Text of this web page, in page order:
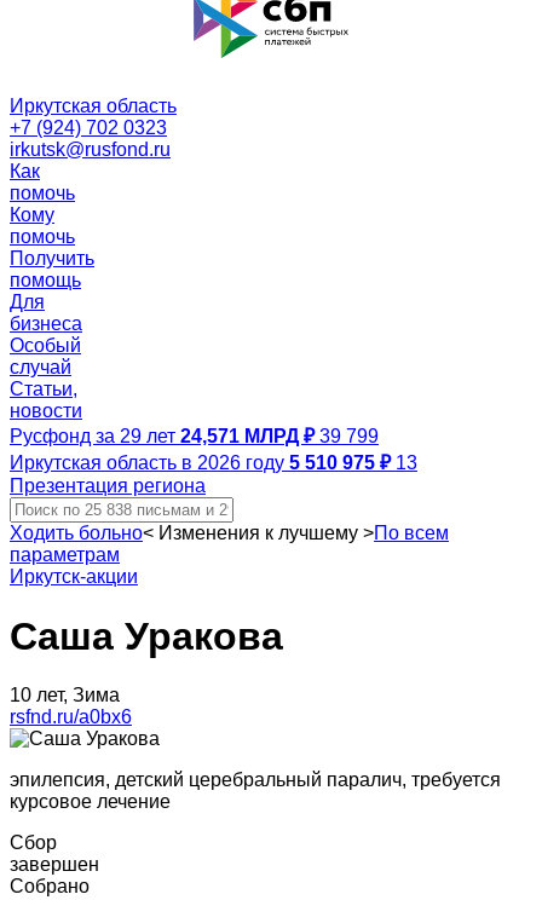
Иркутская область
+7 (924) 702 0323
irkutsk@rusfond.ru
Как
помочь
Кому
помочь
Получить
помощь
Для
бизнеса
Особый
случай
Статьи,
новости
Русфонд за 29 лет 24,571 МЛРД ₽ 39 799
Иркутская область в 2026 году 5 510 975 ₽ 13
Презентация региона
Ходить больно< Изменения к лучшему >По всем
параметрам
Иркутск-акции
Саша Уракова
10 лет, Зима
rsfnd.ru/a0bx6
эпилепсия, детский церебральный паралич, требуется
курсовое лечение
Сбор
завершен
Собрано